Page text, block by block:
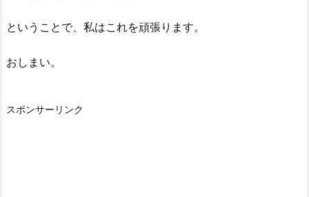
ということで、私はこれを頑張ります。
おしまい。
スポンサーリンク